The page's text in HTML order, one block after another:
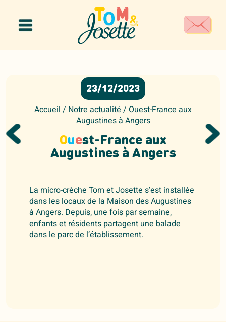
23/12/2023
Accueil / Notre actualité / Ouest-France aux
Augustines à Angers
Ouest-France aux
Augustines à Angers
La micro-crèche Tom et Josette s’est installée
dans les locaux de la Maison des Augustines
à Angers. Depuis, une fois par semaine,
enfants et résidents partagent une balade
dans le parc de l’établissement.
Panneau de gestion des cookies